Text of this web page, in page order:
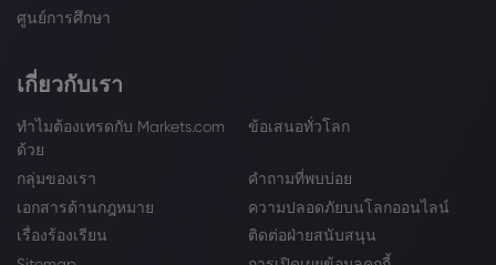
ศูนย์การศึกษา
เกี่ยวกับเรา
ทำไมต้องเทรดกับ Markets.com
ด้วย
ข้อเสนอทั่วโลก
กลุ่มของเรา
คำถามที่พบบ่อย
เอกสารด้านกฎหมาย
ความปลอดภัยบนโลกออนไลน์
เรื่องร้องเรียน
ติดต่อฝ่ายสนับสนุน